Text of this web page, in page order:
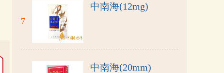
7
中南海(12mg)
中南海(20mm)